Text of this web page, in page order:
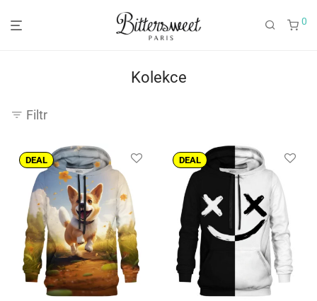
0
Kolekce
Filtr
DEAL DEAL